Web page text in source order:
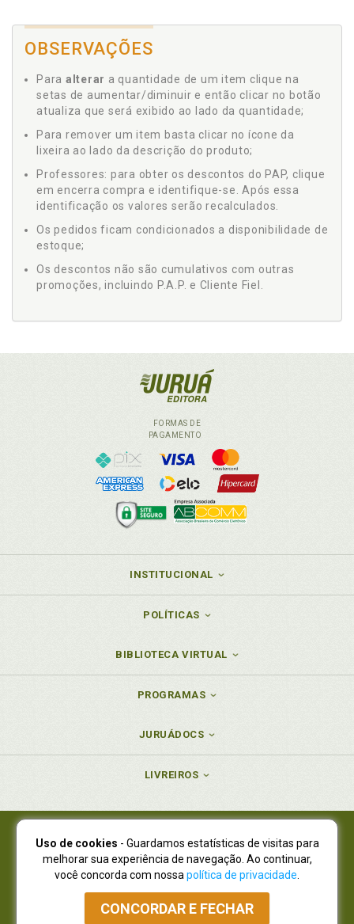
OBSERVAÇÕES
Para alterar a quantidade de um item clique na
setas de aumentar/diminuir e então clicar no botão
atualiza que será exibido ao lado da quantidade;
Para remover um item basta clicar no ícone da
lixeira ao lado da descrição do produto;
Professores: para obter os descontos do PAP, clique
em encerra compra e identifique-se. Após essa
identificação os valores serão recalculados.
Os pedidos ficam condicionados a disponibilidade de
estoque;
Os descontos não são cumulativos com outras
promoções, incluindo P.A.P. e Cliente Fiel.
FORMAS DE
PAGAMENTO
INSTITUCIONAL
POLÍTICAS
BIBLIOTECA VIRTUAL
PROGRAMAS
JURUÁDOCS
LIVREIROS
Juruá Editora Ltda., CNPJ 77.535.508/0001-19
Juruá Informática Ltda., CNPJ 01.701.561/0001-80
NOVO ENDEREÇO:R. Flávio Dallegrave, 7665, São Lourenço |
Curitiba - Paraná - CEP 82210-310
Atendimento: (41) 4009-3900|Vendas Atacado: (41) 4009-3939
Uso de cookies - Guardamos estatísticas de visitas para
melhorar sua experiência de navegação. Ao continuar,
você concorda com nossa política de privacidade
CONCORDAR E FECHAR